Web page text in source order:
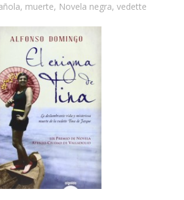
, muerte, Novela negra, vedette